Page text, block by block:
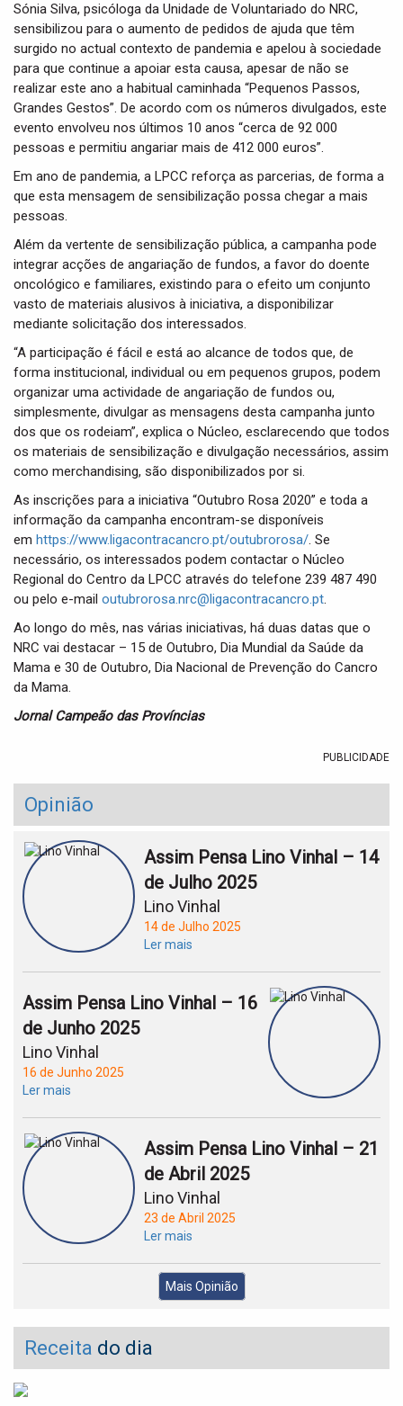
Sónia Silva, psicóloga da Unidade de Voluntariado do NRC,
sensibilizou para o aumento de pedidos de ajuda que têm
surgido no actual contexto de pandemia e apelou à sociedade
para que continue a apoiar esta causa, apesar de não se
realizar este ano a habitual caminhada “Pequenos Passos,
Grandes Gestos”. De acordo com os números divulgados, este
evento envolveu nos últimos 10 anos “cerca de 92 000
pessoas e permitiu angariar mais de 412 000 euros”.
Em ano de pandemia, a LPCC reforça as parcerias, de forma a
que esta mensagem de sensibilização possa chegar a mais
pessoas.
Além da vertente de sensibilização pública, a campanha pode
integrar acções de angariação de fundos, a favor do doente
oncológico e familiares, existindo para o efeito um conjunto
vasto de materiais alusivos à iniciativa, a disponibilizar
mediante solicitação dos interessados.
“A participação é fácil e está ao alcance de todos que, de
forma institucional, individual ou em pequenos grupos, podem
organizar uma actividade de angariação de fundos ou,
simplesmente, divulgar as mensagens desta campanha junto
dos que os rodeiam”, explica o Núcleo, esclarecendo que todos
os materiais de sensibilização e divulgação necessários, assim
como merchandising, são disponibilizados por si.
As inscrições para a iniciativa “Outubro Rosa 2020” e toda a
informação da campanha encontram-se disponíveis
em https://www.ligacontracancro.pt/outubrorosa/. Se
necessário, os interessados podem contactar o Núcleo
Regional do Centro da LPCC através do telefone 239 487 490
ou pelo e-mail outubrorosa.nrc@ligacontracancro.pt.
Ao longo do mês, nas várias iniciativas, há duas datas que o
NRC vai destacar – 15 de Outubro, Dia Mundial da Saúde da
Mama e 30 de Outubro, Dia Nacional de Prevenção do Cancro
da Mama.
Jornal Campeão das Províncias
PUBLICIDADE
Opinião
Assim Pensa Lino Vinhal – 14
de Julho 2025
Lino Vinhal
14 de Julho 2025
Ler mais
Assim Pensa Lino Vinhal – 16
de Junho 2025
Lino Vinhal
16 de Junho 2025
Ler mais
Assim Pensa Lino Vinhal – 21
de Abril 2025
Lino Vinhal
23 de Abril 2025
Ler mais
Mais Opinião
Receita do dia